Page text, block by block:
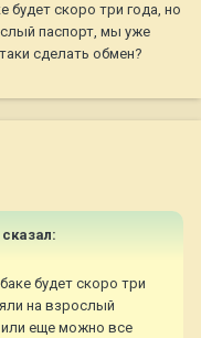
будет скоро три года, но
паспорт, мы уже
сделать обмен?
будет скоро три
на взрослый
еще можно все